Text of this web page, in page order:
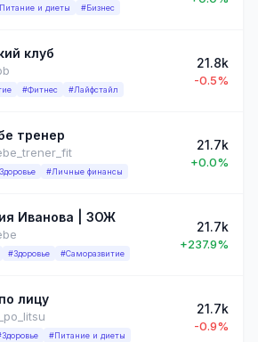
и диеты #Бизнес
клуб
#Фитнес #Лайфстайл
21.8k
-0.5%
тренер
#Личные финансы
21.7k
+0.0%
Иванова | ЗОЖ
#Здоровье #Саморазвитие
21.7k
+237.9%
лицу
#Питание и диеты
21.7k
-0.9%